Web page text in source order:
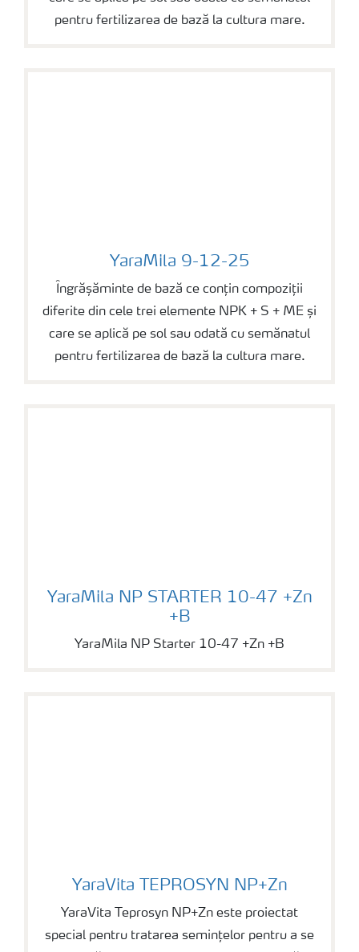
pentru fertilizarea de bază la cultura mare.
YaraMila 9-12-25
Îngrășăminte de bază ce conțin compoziții
diferite din cele trei elemente NPK + S + ME și
care se aplică pe sol sau odată cu semănatul
pentru fertilizarea de bază la cultura mare.
YaraMila NP STARTER 10-47 +Zn
+B
YaraMila NP Starter 10-47 +Zn +B
YaraVita TEPROSYN NP+Zn
YaraVita Teprosyn NP+Zn este proiectat
special pentru tratarea semințelor pentru a se